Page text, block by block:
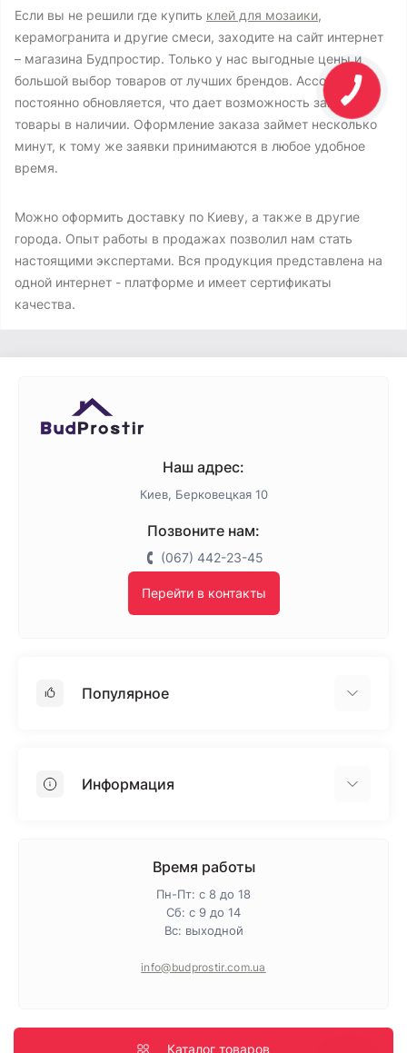
Если вы не решили где купить клей для мозаики,
керамогранита и другие смеси, заходите на сайт интернет
– магазина Будпростир. Только у нас выгодные цены и
большой выбор товаров от лучших брендов. Ассортимент
постоянно обновляется, что дает возможность заказать
товары в наличии. Оформление заказа займет несколько
минут, к тому же заявки принимаются в любое удобное
время.
Можно оформить доставку по Киеву, а также в другие
города. Опыт работы в продажах позволил нам стать
настоящими экспертами. Вся продукция представлена на
одной интернет - платформе и имеет сертификаты
качества.
Наш адрес:
Киев, Берковецкая 10
Позвоните нам:
(067) 442-23-45
Перейти в контакты
Популярное
ПенопластИнформация
Политика конфиденциальности
Время работы
Пн-Пт: с 8 до 18
Сб: с 9 до 14
Вс: выходной
info@budprostir.com.ua
Каталог товаров